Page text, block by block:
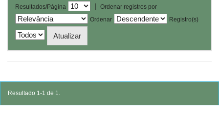
Resultados/Página |
Ordenar registros por
Ordenar
Registro(s)
Resultado 1-1 de 1.